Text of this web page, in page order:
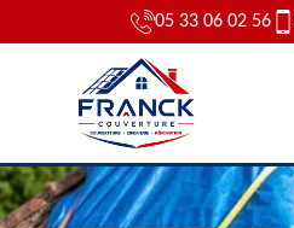
05 33 06 02 56